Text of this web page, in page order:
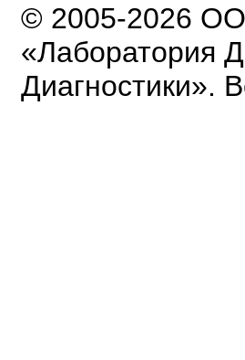
© 2005-2026
«Лаборатория
Диагностики».